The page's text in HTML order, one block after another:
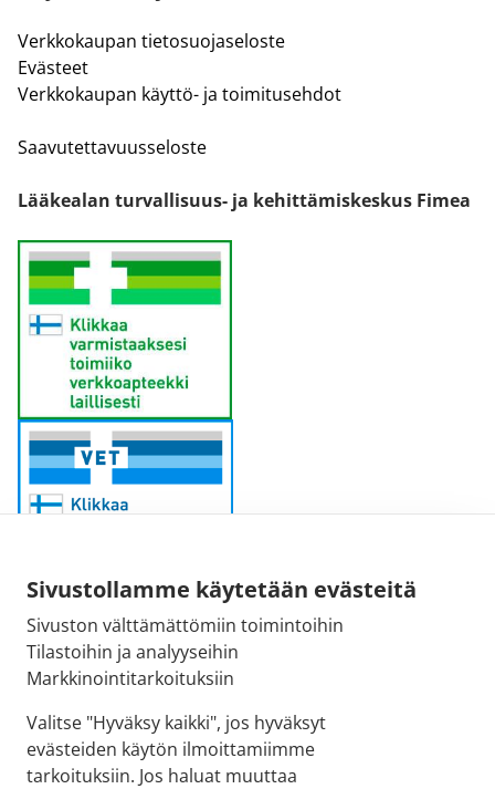
Sivustollamme käytetään evästeitä
Sivuston välttämättömiin toimintoihin
Tilastoihin ja analyyseihin
Markkinointitarkoituksiin
Valitse "Hyväksy kaikki", jos hyväksyt
evästeiden käytön ilmoittamiimme
tarkoituksiin. Jos haluat muuttaa
Verkkokaupan tietosuojaseloste
Evästeet
Verkkokaupan käyttö- ja toimitusehdot
Saavutettavuusseloste
Lääkealan turvallisuus- ja kehittämiskeskus Fimea
Sähköpostiosoite:
kirjaamo@fimea.fi
Fimean vaihde:
029 522 3341